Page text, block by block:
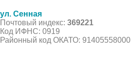
ул. Сенная
Почтовый индекс: 369221
Код ИФНС: 0919
Районный код ОКАТО: 91405558000